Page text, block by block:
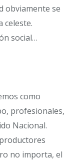
obviamente se
celeste.
social…
como
profesionales,
Nacional.
no importa, el